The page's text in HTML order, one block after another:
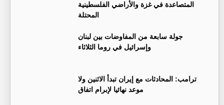
المتصاعدة في غزة والأراضي الفلسطينية
المحتلة
جولة سابعة من المفاوضات بين لبنان
وإسرائيل في روما الثلاثاء
ترامب: المحادثات مع إيران تبدأ الاثنين ولا
موعد نهائيا لإبرام اتفاق